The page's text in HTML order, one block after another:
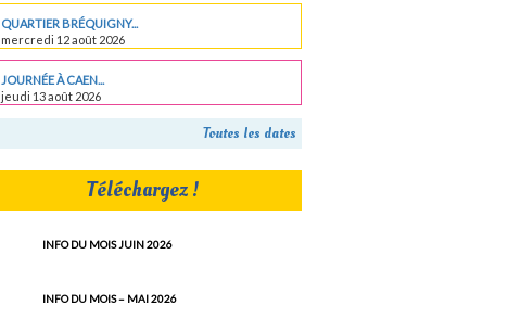
QUARTIER BRÉQUIGNY...
mercredi 12 août 2026
JOURNÉE À CAEN...
jeudi 13 août 2026
Toutes les dates
Téléchargez !
INFO DU MOIS JUIN 2026
INFO DU MOIS – MAI 2026